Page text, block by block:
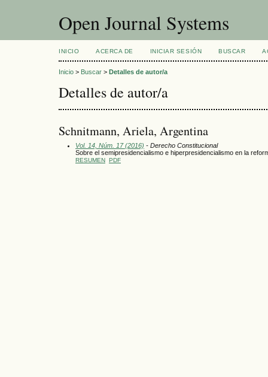
Open Journal Systems
INICIO ACERCA DE INICIAR SESIÓN BUSCAR
Inicio > Buscar > Detalles de autor/a
Detalles de autor/a
Schnitmann, Ariela, Argentina
Vol. 14, Núm. 17 (2016) - Derecho Constitucional
Sobre el semipresidencialismo e hiperpresidencialismo en la
RESUMEN PDF